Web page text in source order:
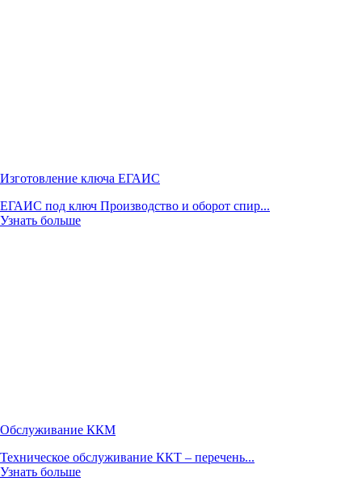
Изготовление ключа ЕГАИС
ЕГАИС под ключ Производство и оборот спир...
Узнать больше
Обслуживание ККМ
Техническое обслуживание ККТ – перечень...
Узнать больше